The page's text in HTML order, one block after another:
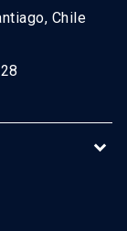
Chile